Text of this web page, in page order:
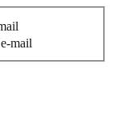
mail